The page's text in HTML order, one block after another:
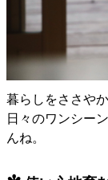
暮らしをささや
日々のワンシー
んね。